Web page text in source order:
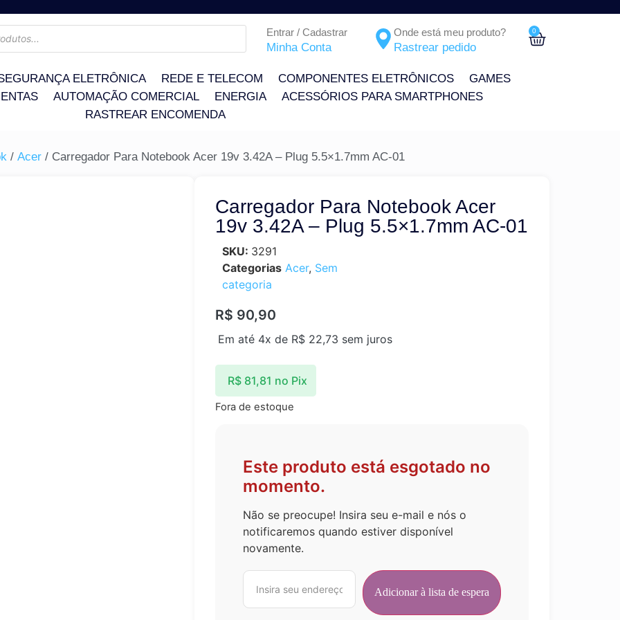
Entrar / Cadastrar
Minha Conta
Onde está meu produto?
Rastrear pedido
0
ELETRÔNICA REDE E TELECOM COMPONENTES ELETRÔNICOS
GAMES
AUTOMAÇÃO COMERCIAL ENERGIA
ACESSÓRIOS PARA SMARTPHONES
RASTREAR ENCOMENDA
/ Acer / Carregador Para Notebook Acer 19v 3.42A – Plug 5.5×1.7mm AC-01
Carregador Para Notebook Acer
19v 3.42A – Plug 5.5×1.7mm AC-01
SKU: 3291
Categorias Acer, Sem
categoria
R$ 90,90
Em até 4x de R$ 22,73 sem juros
R$81,81 no Pix
Fora de estoque
Este produto está esgotado no
momento.
Não se preocupe! Insira seu e-mail e nós o
notificaremos quando estiver disponível
novamente.